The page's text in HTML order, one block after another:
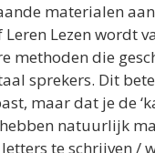
materialen
Leren Lezen wordt
methoden die
sprekers. Dit
maar dat je de
natuurlijk
te schrijven /